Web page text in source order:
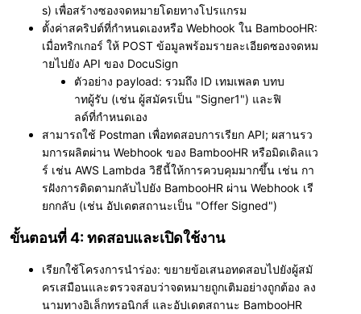
s) เพื่อสร้างซองจดหมายโดยทางโปรแกรม
ตั้งค่าสคริปต์ที่กำหนดเองหรือ Webhook ใน BambooHR:
เมื่อทริกเกอร์ ให้ POST ข้อมูลพร้อมรายละเอียดซองจดหม
ายไปยัง API ของ DocuSign
ตัวอย่าง payload: รวมถึง ID เทมเพลต บทบ
าทผู้รับ (เช่น ผู้สมัครเป็น "Signer1") และฟิ
ลด์ที่กำหนดเอง
สามารถใช้ Postman เพื่อทดสอบการเรียก API; ผสานรว
มการผลิตผ่าน Webhook ของ BambooHR หรือมิดเดิลแว
ร์ เช่น AWS Lambda วิธีนี้ให้การควบคุมมากขึ้น เช่น กา
รฝังการติดตามกลับไปยัง BambooHR ผ่าน Webhook เรี
ยกกลับ (เช่น อัปเดตสถานะเป็น "Offer Signed")
ขั้นตอนที่ 4: ทดสอบและเปิดใช้งาน
เรียกใช้โครงการนำร่อง: ขยายข้อเสนอทดสอบไปยังผู้สมั
ครเสมือนและตรวจสอบว่าจดหมายถูกเติมอย่างถูกต้อง ลง
นามทางอิเล็กทรอนิกส์ และอัปเดตสถานะ BambooHR